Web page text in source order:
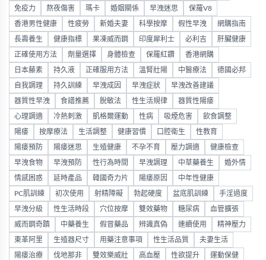
免疫力 熬夜傷害 瑪卡 婚姻關係 早洩迷思 保羅V8
香港男性健康 性疲勞 新婚夫妻 科學按摩 假性早洩 網購指南
長壽養生 健康指標 果凍威而鋼 印度犀利士 必利吉 肝臟健康
正確使用方法 劑量選擇 身體檢查 保羅紅鑽 香港網購
日本藤素 持久液 正確服用方法 溫腎壯陽 中醫療法 德國必邦
自我調理 持久訓練 早洩成因 早洩症狀 早洩改善建議
器質性早洩 食譜推薦 脫敏法 性生活規律 器質性陽痿
心理調適 冷熱刺激 凱格爾運動 性病 吸煙危害 飲食調整
陽痿 按摩療法 生活調整 健康習慣 口腔衛生 性教育
陽痿預防 陽痿迷思 生殖健康 不孕不育 壓力調適 健康檢查
早洩食物 早洩預防 性行為時間 早洩調理 中草藥養生 婚外情
情感困惑 延時產品 韓國奇力片 陽痿原因 中年性健康
PC肌訓練 初次使用 射精障礙 勃起硬度 盆底肌訓練 手淫過度
早洩分級 性生活時段 穴位按摩 雙效藥物 糖尿病 血管擴張
威而鋼奇蹟 中藥養生 假冒藥品 辨識真偽 連續使用 精神壓力
東革阿里 生殖器尺寸 用藥注意事項 性生活品質 夫妻生活
陽痿治療 伐地那非 雙效樂威壯 高血壓 性欲提升 運動保健